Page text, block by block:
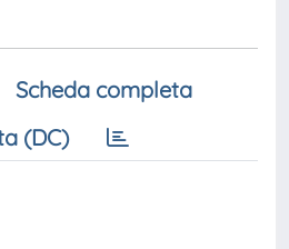
Scheda completa
(DC)